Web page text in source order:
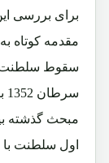
برای بررسی
مقدمه کوتاه
مبحث گذشته
اول سلطنت